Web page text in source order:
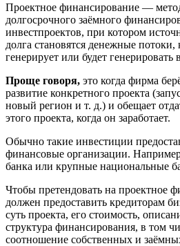
Проектное финансирование —
долгосрочного заёмного
инвестпроектов, при котором
долга становятся денежные потоки,
генерирует или будет генерировать
Проще говоря, это когда фирма
развитие конкретного проекта
новый регион и т. д.) и обещает
этого проекта, когда он заработает.
Обычно такие инвестиции
финансовые организации.
банка или крупные национальные
Чтобы претендовать на проектное
должен предоставить кредиторам
суть проекта, его стоимость,
структура финансирования, в том
соотношение собственных и